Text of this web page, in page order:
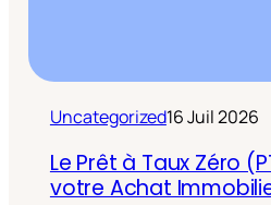
Uncategorized16 Juil 2026
Le Prêt à Taux Zéro
votre Achat